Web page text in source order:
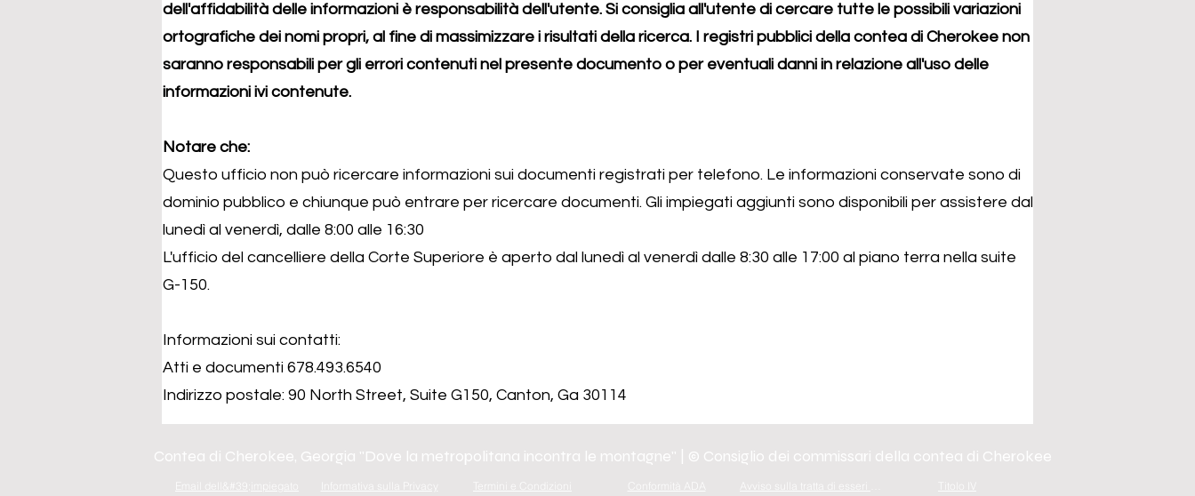
dell'affidabilità delle informazioni è responsabilità dell'utente. Si consiglia all'utente di cercare tutte le possibili variazioni
ortografiche dei nomi propri, al fine di massimizzare i risultati della ricerca. I registri pubblici della contea di Cherokee non
saranno responsabili per gli errori contenuti nel presente documento o per eventuali danni in relazione all'uso delle
informazioni ivi contenute.
Notare che:
Questo ufficio non può ricercare informazioni sui documenti registrati per telefono. Le informazioni conservate sono di
dominio pubblico e chiunque può entrare per ricercare documenti. Gli impiegati aggiunti sono disponibili per assistere dal
lunedì al venerdì, dalle 8:00 alle 16:30
L'ufficio del cancelliere della Corte Superiore è aperto dal lunedì al venerdì dalle 8:30 alle 17:00 al piano terra nella suite
G-150.
Informazioni sui contatti:
Atti e documenti 678.493.6540
Indirizzo postale: 90 North Street, Suite G150, Canton, Ga 30114
Contea di Cherokee, Georgia "Dove la metropolitana incontra le montagne" | © Consiglio dei commissari della contea di Cherokee
Email dell&#39;impiegato